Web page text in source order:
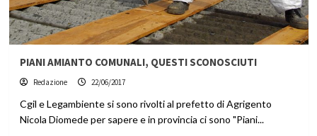
PIANI AMIANTO COMUNALI, QUESTI SCONOSCIUTI
Redazione 22/06/2017
Cgil e Legambiente si sono rivolti al prefetto di Agrigento
Nicola Diomede per sapere e in provincia ci sono "Piani...